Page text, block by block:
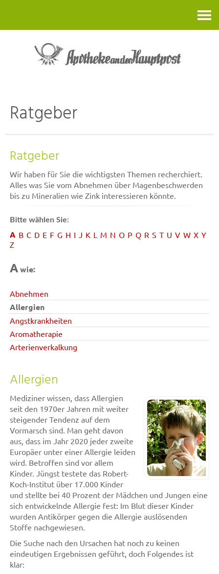
Ratgeber
Ratgeber
Wir haben für Sie die wichtigsten Themen recherchiert.
Alles was Sie vom Abnehmen über Magenbeschwerden
bis zu Mineralien wie Zink interessieren könnte.
Bitte wählen Sie:
A B C D E F G H I J K L M N O P Q R S T U V W X Y
Z
Awie:
Abnehmen
Allergien
Angstkrankheiten
Aromatherapie
Arterienverkalkung
Allergien
Mediziner wissen, dass Allergien
seit den 1970er Jahren mit weiter
steigender Tendenz auf dem
Vormarsch sind. Man geht davon
aus, dass im Jahr 2020 jeder zweite
Europäer unter einer Allergie leiden
wird. Betroffen sind vor allem
Kinder. Jüngst testete das Robert-
Koch-Institut über 17.000 Kinder
und stellte bei 40 Prozent der Mädchen und Jungen eine
sich entwickelnde Allergie fest: Im Blut dieser Kinder
wurden Antikörper gegen die Allergie auslösenden
Stoffe nachgewiesen.
Die Suche nach den Ursachen hat noch zu keinen
eindeutigen Ergebnissen geführt, doch Folgendes ist
klar: